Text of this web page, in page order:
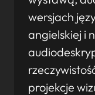
wersjach
angielskiej i
projekcje